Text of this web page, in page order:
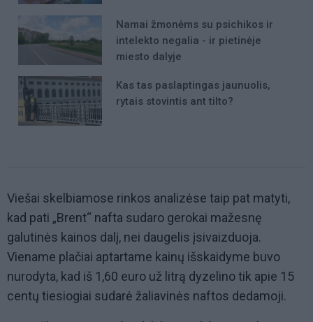
Namai žmonėms su psichikos ir
intelekto negalia - ir pietinėje
miesto dalyje
Kas tas paslaptingas jaunuolis,
rytais stovintis ant tilto?
Viešai skelbiamose rinkos analizėse taip pat matyti,
kad pati „Brent“ nafta sudaro gerokai mažesnę
galutinės kainos dalį, nei daugelis įsivaizduoja.
Viename plačiai aptartame kainų išskaidyme buvo
nurodyta, kad iš 1,60 euro už litrą dyzelino tik apie 15
centų tiesiogiai sudarė žaliavinės naftos dedamoji.